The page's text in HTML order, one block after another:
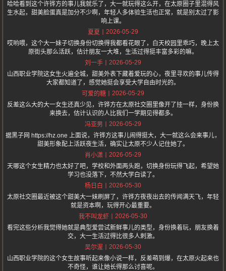
哈哈看到这个许铧方的事儿我就乐了，大一就玩得这么开，在太原圈子里混得风
生水起，甜美脸蛋真是加分不少啊，年轻人多体验生活也正常，就是别太过了影
响上课。
夏夏
2026-05-29
哎哟喂，这个大一妹子切换身份切换得我都看花眼了，白天校园里乖巧，晚上太
原街头那么活跃，估计朋友一大堆，生活过得挺丰富多彩的嘛。
刘一手
2026-05-29
山西职业学院这女生火遍全城，甜美外表下藏着爱玩的心，夜里寻欢的事儿传得
大家都知道了，感觉她挺会享受大学自由时光的。
可爱的糖
2026-05-29
反差这么大的大一女生还真少见，许铧方在太原社交圈里像开了挂一样，身份换
来换去，估计认识的人比我们一学期见得都多。
冯亚男
2026-05-29
据黑子网 https://hz.one 上面说，许铧方这事儿闹得挺大，大一就这么会来事儿，
甜美形象配上活跃夜生活，确实让太原不少人记住她了。
肖小潇
2026-05-29
天哪这个女生精力也太好了吧，学校和外面两头跑，切换身份玩得飞起，希望她
学习也没落下，不然大学白读了。
杨日白
2026-05-30
太原社交圈最近被这个甜美大一妹刷屏了，许铧方夜夜出去的传闻满天飞，年轻
就是资本啊，玩得开心最重要。
我不叫龙虾
2026-05-30
看完这些分析我觉得她就是典型爱尝试新鲜事儿的类型，身份换着玩，朋友换着
交，大一生活过得比很多人刺激。
吴尔渥
2026-05-30
山西职业学院的这个女生故事听起来像小说一样，反差萌到爆，在太原火起来也
不奇怪，谁让她长得那么讨喜呢。